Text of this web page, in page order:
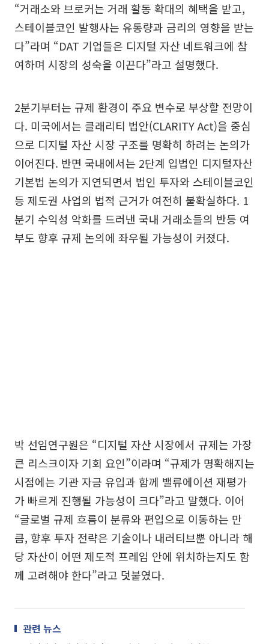
“거래소와 브로커는 거래 활동 확대의 혜택을 받고,
스테이블코인 발행사는 유통량과 금리의 영향을 받는
다”라며 “DAT 기업들은 디지털 자산 네트워크에 참
여하며 시장의 성숙을 이끈다”라고 설명했다.
2분기부터는 규제 환경이 주요 변수로 부상할 전망이
다. 미국에서는 클래리티 법안(CLARITY Act)을 중심
으로 디지털 자산 시장 구조를 명확히 하려는 논의가
이어진다. 반면 국내에서는 2단계 입법인 디지털자산
기본법 논의가 지연되면서 법인 투자와 스테이블코인
등 제도권 사업의 법적 근거가 여전히 불확실하다. 1
분기 수익성 악화를 드러낸 국내 거래소들의 반등 여
부도 향후 규제 논의에 좌우될 가능성이 커졌다.
박 선임연구원은 “디지털 자산 시장에서 규제는 가장
큰 리스크이자 기회 요인”이라며 “규제가 명확해지는
시점에는 기관 자금 유입과 함께 밸류에이션 재평가
가 빠르게 진행될 가능성이 크다”라고 말했다. 이어
“글로벌 규제 흐름이 분류와 편입으로 이동하는 만
큼, 향후 투자 전략은 기술이나 내러티브뿐 아니라 해
당 자산이 어떤 제도적 프레임 안에 위치하는지도 함
께 고려해야 한다”라고 덧붙였다.
관련 뉴스